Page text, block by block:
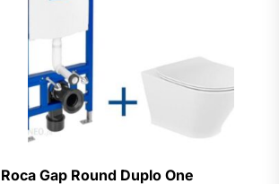
Roca Gap Round Duplo One